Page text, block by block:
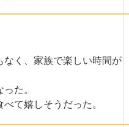
く、家族で楽しい時間が
た。
て嬉しそうだった。